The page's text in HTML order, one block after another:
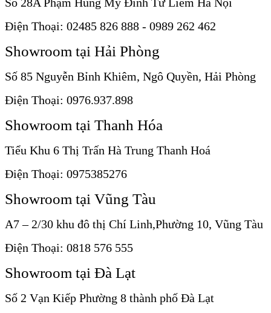
Điện Thoại: 02485 826 888 - 0989 262 462
Showroom tại Hải Phòng
Số 85 Nguyễn Bỉnh Khiêm, Ngô Quyền, Hải Phòng
Điện Thoại: 0976.937.898
Showroom tại Thanh Hóa
Tiểu Khu 6 Thị Trấn Hà Trung Thanh Hoá
Điện Thoại: 0975385276
Showroom tại Vũng Tàu
A7 – 2/30 khu đô thị Chí Linh,Phường 10, Vũng Tàu
Điện Thoại: 0818 576 555
Showroom tại Đà Lạt
Số 2 Vạn Kiếp Phường 8 thành phố Đà Lạt